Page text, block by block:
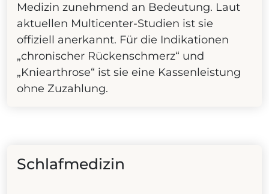
Medizin zunehmend an Bedeutung. Laut
aktuellen Multicenter-Studien ist sie
offiziell anerkannt. Für die Indikationen
„chronischer Rückenschmerz“ und
„Kniearthrose“ ist sie eine Kassenleistung
ohne Zuzahlung.
Schlafmedizin